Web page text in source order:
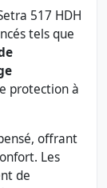
517 HDH
tels que
protection à
offrant
Les
de